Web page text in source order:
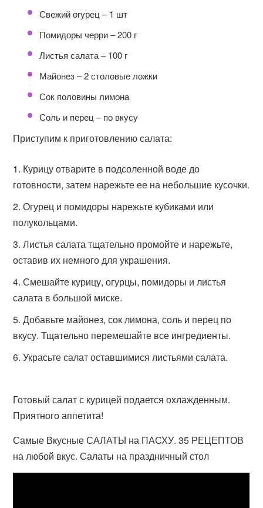
Свежий огурец – 1 шт
Помидоры черри – 200 г
Листья салата – 100 г
Майонез – 2 столовые ложки
Сок половины лимона
Соль и перец – по вкусу
Приступим к приготовлению салата:
Курицу отварите в подсоленной воде до
готовности, затем нарежьте ее на небольшие кусочки.
Огурец и помидоры нарежьте кубиками или
полукольцами.
Листья салата тщательно промойте и нарежьте,
оставив их немного для украшения.
Смешайте курицу, огурцы, помидоры и листья
салата в большой миске.
Добавьте майонез, сок лимона, соль и перец по
вкусу. Тщательно перемешайте все ингредиенты.
Украсьте салат оставшимися листьями салата.
Готовый салат с курицей подается охлажденным.
Приятного аппетита!
Самые Вкусные САЛАТЫ на ПАСХУ. 35 РЕЦЕПТОВ
на любой вкус. Салаты на праздничный стол